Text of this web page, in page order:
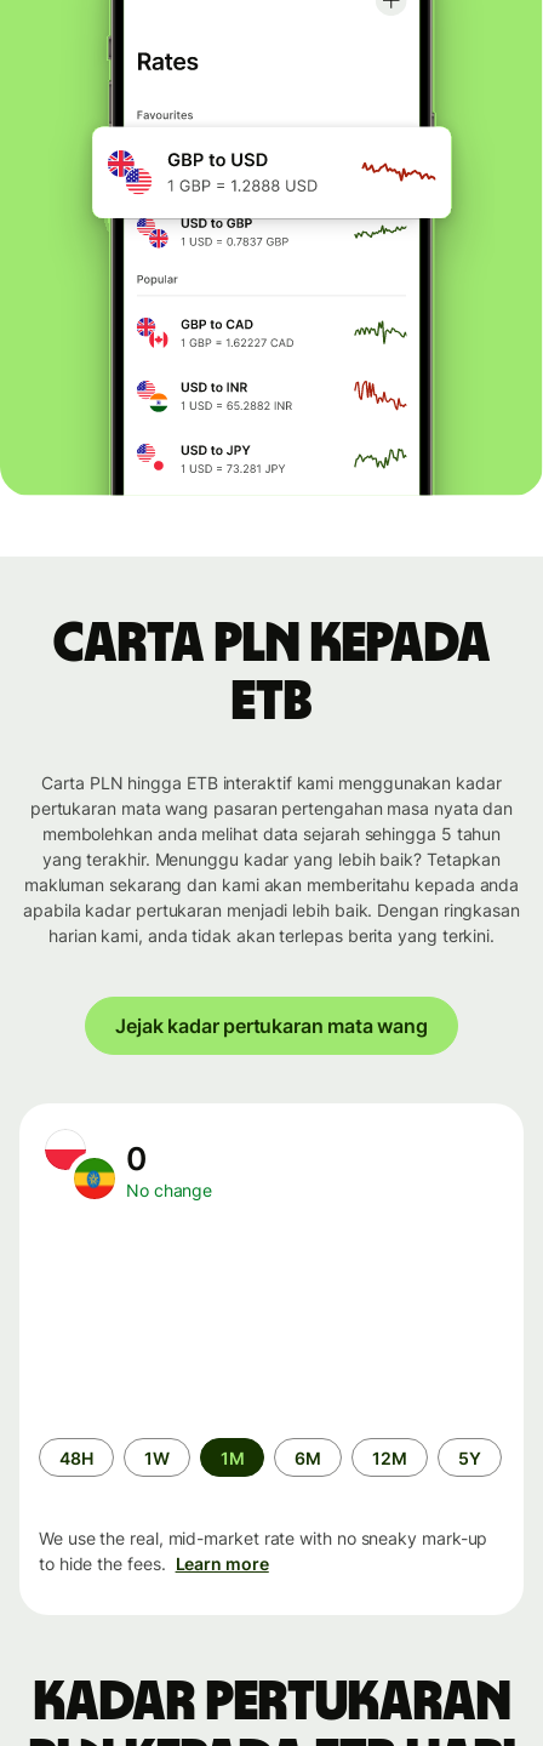
Carta PLN kepada
ETB
Carta PLN hingga ETB interaktif kami menggunakan kadar
pertukaran mata wang pasaran pertengahan masa nyata dan
membolehkan anda melihat data sejarah sehingga 5 tahun
yang terakhir. Menunggu kadar yang lebih baik? Tetapkan
makluman sekarang dan kami akan memberitahu kepada anda
apabila kadar pertukaran menjadi lebih baik. Dengan ringkasan
harian kami, anda tidak akan terlepas berita yang terkini.
Jejak kadar pertukaran mata wang
0
No change
Time
period
48H 1W 1M 6M 12M 5Y
We use the real, mid-market rate with no sneaky mark-up
to hide the fees. Learn more
Kadar pertukaran